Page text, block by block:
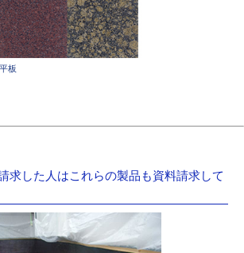
板
求した人はこれらの製品も資料請求して